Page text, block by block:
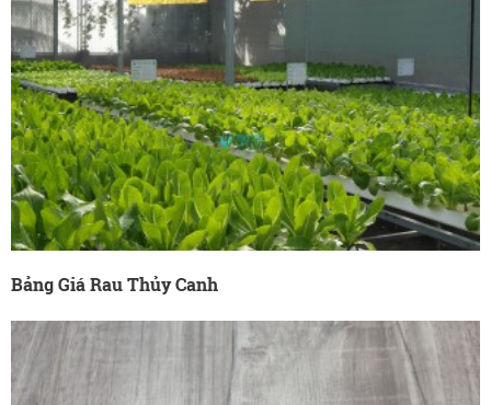
Bảng Giá Rau Thủy Canh